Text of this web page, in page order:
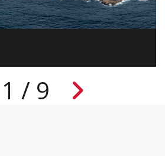
1 / 9